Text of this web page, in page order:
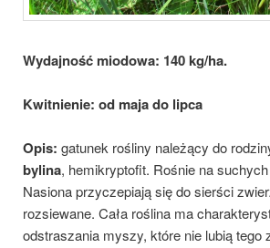
Wydajność miodowa: 140 kg/ha.
Kwitnienie: od maja do lipca
Opis: gatunek rośliny należący do
bylina, hemikryptofit. Rośnie na
Nasiona przyczepiają się do sierści
rozsiewane. Cała roślina ma
odstraszania myszy, które nie lubią tego